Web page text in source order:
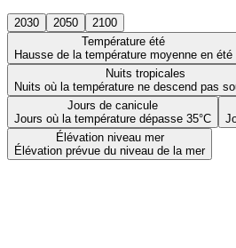
2030 2050
2100
Température été
Hausse de la température moyenne en été
Nuits tropicales
Nuits où la température ne descend pas
Jours de canicule
Jours où la température dépasse 35°C
Élévation niveau mer
Élévation prévue du niveau de la mer